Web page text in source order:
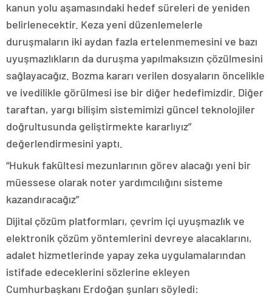
kanun yolu aşamasındaki hedef süreleri de yeniden
belirlenecektir. Keza yeni düzenlemelerle
duruşmaların iki aydan fazla ertelenmemesini ve bazı
uyuşmazlıkların da duruşma yapılmaksızın çözülmesini
sağlayacağız. Bozma kararı verilen dosyaların öncelikle
ve ivedilikle görülmesi ise bir diğer hedefimizdir. Diğer
taraftan, yargı bilişim sistemimizi güncel teknolojiler
doğrultusunda geliştirmekte kararlıyız”
değerlendirmesini yaptı.
“Hukuk fakültesi mezunlarının görev alacağı yeni bir
müessese olarak noter yardımcılığını sisteme
kazandıracağız”
Dijital çözüm platformları, çevrim içi uyuşmazlık ve
elektronik çözüm yöntemlerini devreye alacaklarını,
adalet hizmetlerinde yapay zeka uygulamalarından
istifade edeceklerini sözlerine ekleyen
Cumhurbaşkanı Erdoğan şunları söyledi: